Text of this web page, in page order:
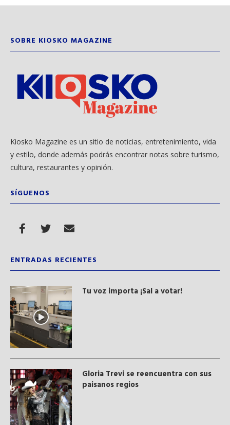
SOBRE KIOSKO MAGAZINE
Kiosko Magazine es un sitio de noticias, entretenimiento, vida
y estilo, donde además podrás encontrar notas sobre turismo,
cultura, restaurantes y opinión.
SÍGUENOS
ENTRADAS RECIENTES
Tu voz importa ¡Sal a votar!
Gloria Trevi se reencuentra con sus
paisanos regios